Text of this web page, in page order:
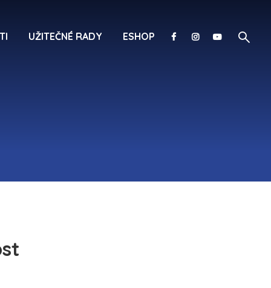
UŽITEČNÉ RADY ESHOP